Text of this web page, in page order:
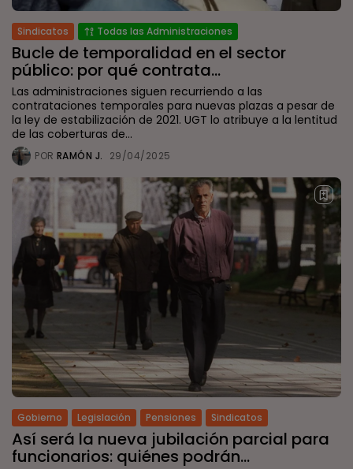
Sindicatos Todas las Administraciones
Bucle de temporalidad en el sector
público: por qué contrata...
Las administraciones siguen recurriendo a las
contrataciones temporales para nuevas plazas a pesar de
la ley de estabilización de 2021. UGT lo atribuye a la lentitud
de las coberturas de...
POR RAMÓN J. 29/04/2025
Gobierno Legislación Pensiones Sindicatos
Así será la nueva jubilación parcial para
funcionarios: quiénes podrán...